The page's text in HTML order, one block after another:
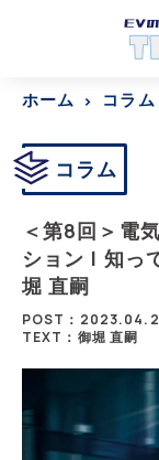
ホーム コラム
コラム
＜第8回＞電
ション | 知っ
堀 直嗣
POST：
TEXT：御堀 直嗣